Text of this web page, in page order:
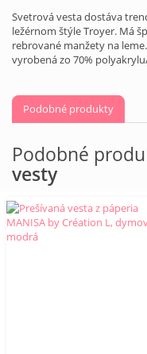
Svetrová vesta dostáva
ležérnom štýle Troyer. Má
rebrované manžety na
vyrobená zo 70%
Podobné produkty
Podobné
vesty